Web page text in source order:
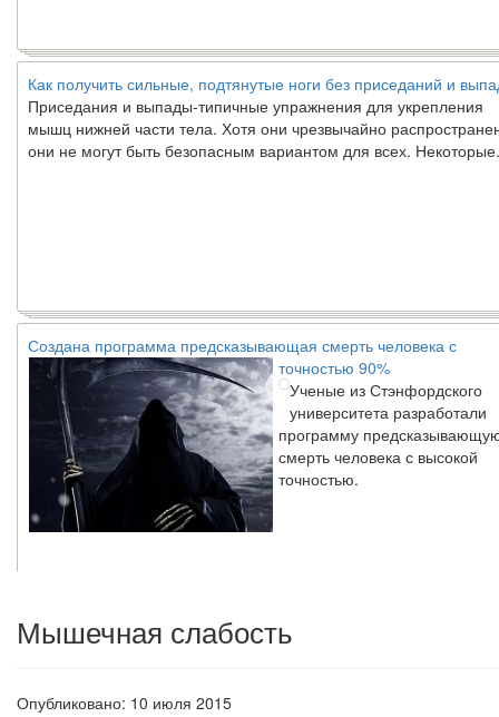
Как получить сильные, подтянутые ноги без приседаний и
Приседания и выпады-типичные упражнения для укрепления
мышц нижней части тела. Хотя они чрезвычайно
они не могут быть безопасным вариантом для всех.
Создана программа предсказывающая смерть человека с
точностью 90%
Ученые из Стэнфордского
университета разработали
программу
смерть человека с высокой
точностью.
Мышечная слабость
Опубликовано: 10 июля 2015